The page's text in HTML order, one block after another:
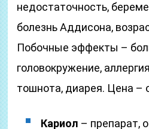
недостаточность,
болезнь Аддисона,
Побочные эффекты –
головокружение,
тошнота, диарея. Цена –
Кариол – препарат,